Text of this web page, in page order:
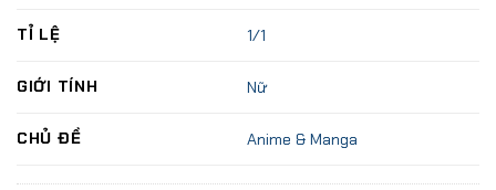
TỈ LỆ 1/1
GIỚI TÍNH Nữ
CHỦ ĐỀ Anime & Manga